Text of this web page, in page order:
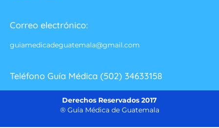
Correo electrónico:
guiamedicadeguatemala@gmail.com
Teléfono Guía Médica (502) 34633158
Derechos Reservados 2017
® Guía Médica de Guatemala